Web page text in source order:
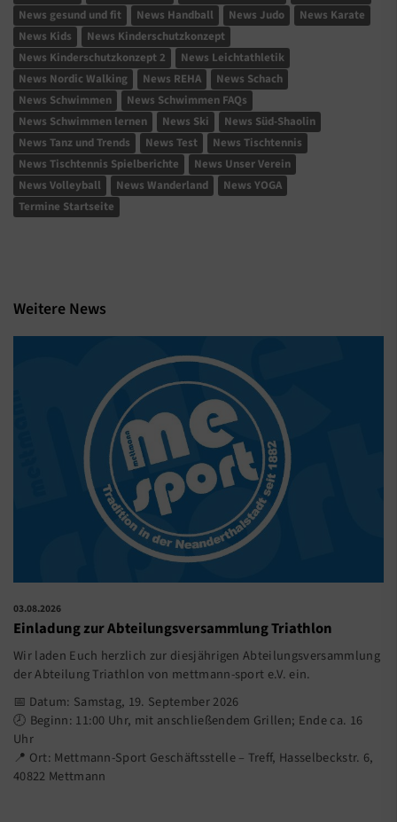
News gesund und fit
News Handball News Judo
News Karate
News Kids
News Kinderschutzkonzept
News Kinderschutzkonzept 2
News Leichtathletik
News Nordic Walking
News REHA
News Schach
News Schwimmen
News Schwimmen FAQs
News Schwimmen lernen
News Ski
News Süd-Shaolin
News Tanz und Trends
News Test
News Tischtennis
News Tischtennis Spielberichte
News Unser Verein
News Volleyball
News Wanderland
News YOGA
Termine Startseite
Weitere News
03.08.2026
Einladung zur Abteilungsversammlung Triathlon
Wir laden Euch herzlich zur diesjährigen Abteilungsversammlung
der Abteilung Triathlon von mettmann-sport e.V. ein.
📅 Datum: Samstag, 19. September 2026
🕗 Beginn: 11:00 Uhr, mit anschließendem Grillen; Ende ca. 16
Uhr
📍 Ort: Mettmann-Sport Geschäftsstelle – Treff, Hasselbeckstr. 6,
40822 Mettmann